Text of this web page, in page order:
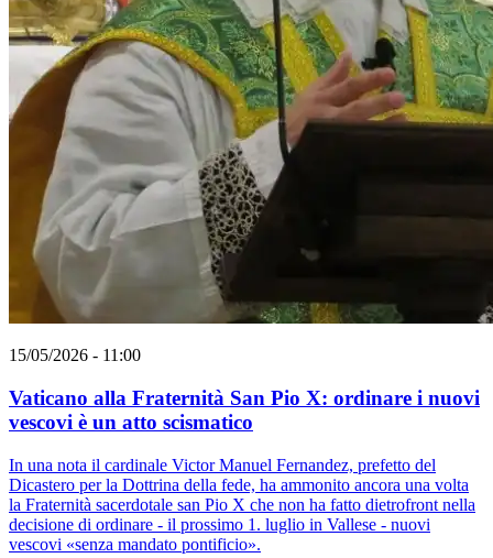
15/05/2026 - 11:00
Vaticano alla Fraternità San Pio X: ordinare i nuovi
vescovi è un atto scismatico
In una nota il cardinale Victor Manuel Fernandez, prefetto del
Dicastero per la Dottrina della fede, ha ammonito ancora una volta
la Fraternità sacerdotale san Pio X che non ha fatto dietrofront nella
decisione di ordinare - il prossimo 1. luglio in Vallese - nuovi
vescovi «senza mandato pontificio».